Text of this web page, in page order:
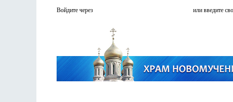
Войдите через или введите